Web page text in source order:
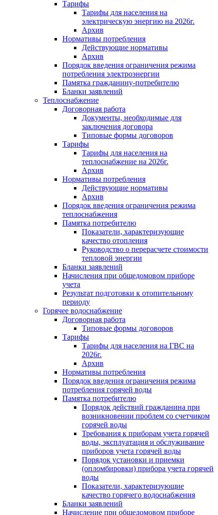
Тарифы
Тарифы для населения на
электрическую энергию на 2026г.
Архив
Нормативы потребления
Действующие нормативы
Архив
Порядок введения ограничения режима
потребления электроэнергии
Памятка гражданину-потребителю
Бланки заявлений
Теплоснабжение
Договорная работа
Документы, необходимые для
заключения договора
Типовые формы договоров
Тарифы
Тарифы для населения на
теплоснабжение на 2026г.
Архив
Нормативы потребления
Действующие нормативы
Архив
Порядок введения ограничения режима
теплоснабжения
Памятка потребителю
Показатели, характеризующие
качество отопления
Руководство о перерасчете стоимости
тепловой энергии
Бланки заявлений
Начисления при общедомовом приборе
учета
Результат подготовки к отопительному
периоду
Горячее водоснабжение
Договорная работа
Типовые формы договоров
Тарифы
Тарифы для населения на ГВС на
2026г.
Архив
Нормативы потребления
Порядок введения ограничения режима
потребления горячей воды
Памятка потребителю
Порядок действий гражданина при
возникновении проблем со счетчиком
горячей воды
Требования к приборам учета горячей
воды, эксплуатация и обслуживание
приборов учета горячей воды
Порядок установки и приемки
(опломбировки) прибора учета горячей
воды
Показатели, характеризующие
качество горячего водоснабжения
Бланки заявлений
Начисление при общедомовом приборе